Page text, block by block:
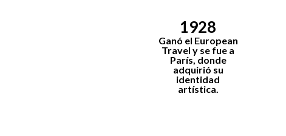
1928
Ganó el European
Travely se fue a
París, donde
adquirió su
identidad
artística.